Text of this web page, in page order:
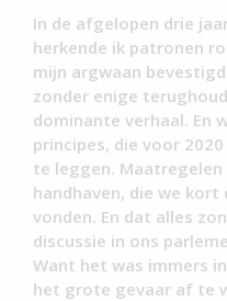
In de afgelopen drie
herkende ik patronen
mijn argwaan
zonder enige
dominante verhaal. En
principes, die voor
te leggen.
handhaven, die we
vonden. En dat alles
discussie in ons
Want het was immers
het grote gevaar af te